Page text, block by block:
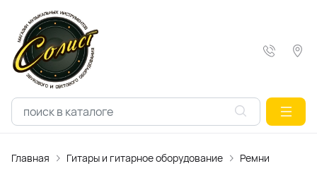
Главная Гитары и гитарное оборудование Ремни